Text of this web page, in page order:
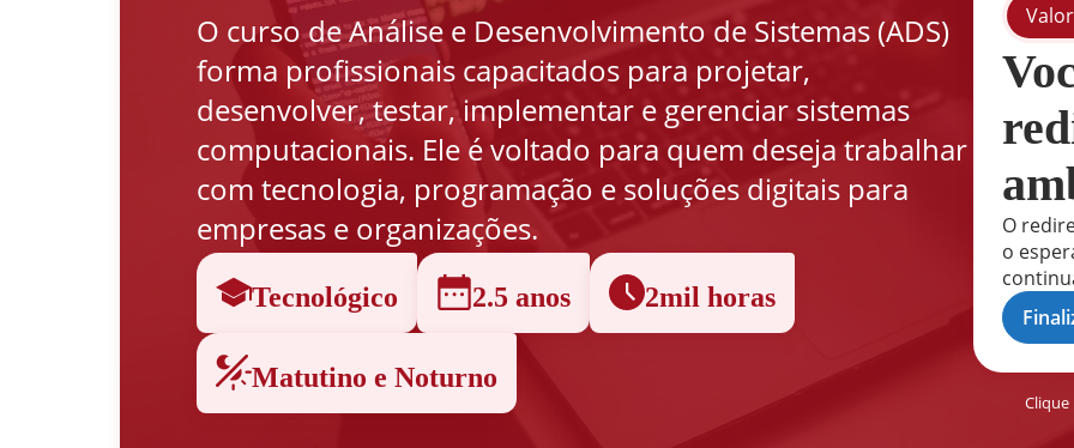
O curso de Análise e Desenvolvimento de Sistemas (ADS)
forma profissionais capacitados para projetar,
desenvolver, testar, implementar e gerenciar sistemas
computacionais. Ele é voltado para quem deseja trabalhar
com tecnologia, programação e soluções digitais para
empresas e organizações.
Tecnológico 2.5 anos 2mil horas
Matutino e Noturno
O
o